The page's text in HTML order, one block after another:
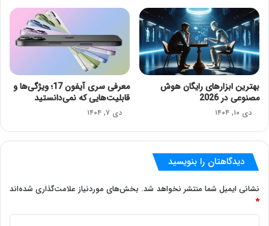
بهترین ابزارهای رایگان هوش
مصنوعی در 2026
دی ۱۰, ۱۴۰۴
معرفی سری آیفون 17؛ ویژگی‌ها و
قابلیت‌هایی که نمی‌دانستید
دی ۷, ۱۴۰۴
دیدگاهتان را بنویسید
نشانی ایمیل شما منتشر نخواهد شد. بخش‌های موردنیاز علامت‌گذاری شده‌اند
*